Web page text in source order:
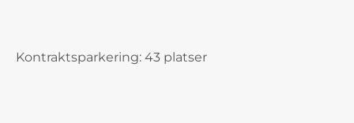
Kontraktsparkering: 43 platser